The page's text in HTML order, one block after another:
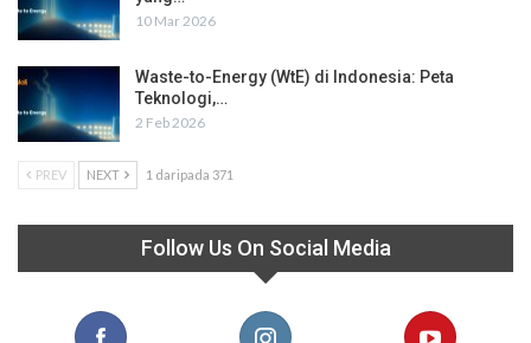
10 Mar 2026
Waste-to-Energy (WtE) di Indonesia: Peta
Teknologi,…
2 Feb 2026
PREV NEXT 1 daripada 371
Follow Us On Social Media